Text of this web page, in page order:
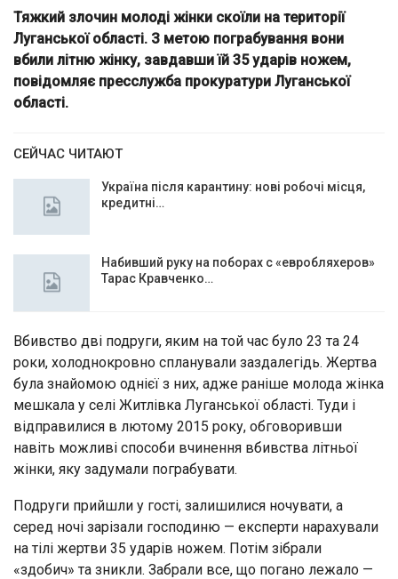
Тяжкий злочин молоді жінки скоїли на території
Луганської області. З метою пограбування вони
вбили літню жінку, завдавши їй 35 ударів ножем,
повідомляє пресслужба прокуратури Луганської
області.
СЕЙЧАС ЧИТАЮТ
Україна після карантину: нові робочі місця,
кредитні…
Набивший руку на поборах с «евробляхеров»
Тарас Кравченко…
Вбивство дві подруги, яким на той час було 23 та 24
роки, холоднокровно спланували заздалегідь. Жертва
була знайомою однієї з них, адже раніше молода жінка
мешкала у селі Житлівка Луганської області. Туди і
відправилися в лютому 2015 року, обговоривши
навіть можливі способи вчинення вбивства літньої
жінки, яку задумали пограбувати.
Подруги прийшли у гості, залишилися ночувати, а
серед ночі зарізали господиню — експерти нарахували
на тілі жертви 35 ударів ножем. Потім зібрали
«здобич» та зникли. Забрали все, що погано лежало —